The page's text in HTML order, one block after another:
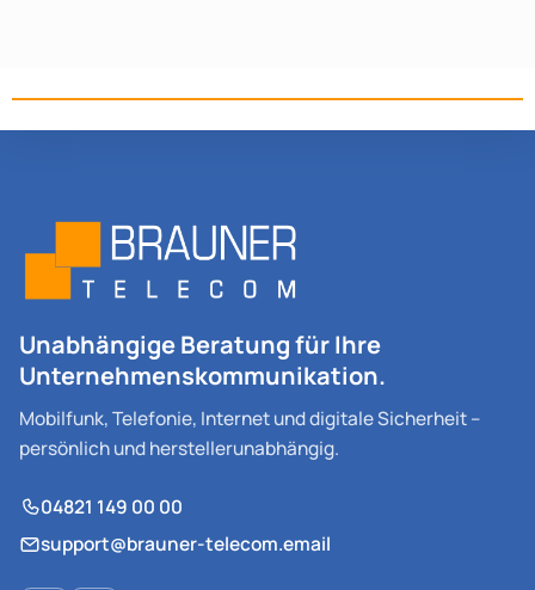
Unabhängige Beratung für Ihre
Unternehmenskommunikation.
Mobilfunk, Telefonie, Internet und digitale Sicherheit –
persönlich und herstellerunabhängig.
04821 149 00 00
support@brauner-telecom.email